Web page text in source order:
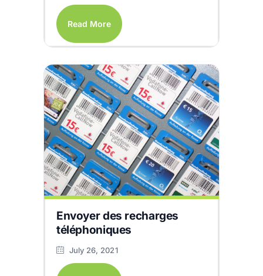
Read More
Envoyer des recharges
téléphoniques
July 26, 2021